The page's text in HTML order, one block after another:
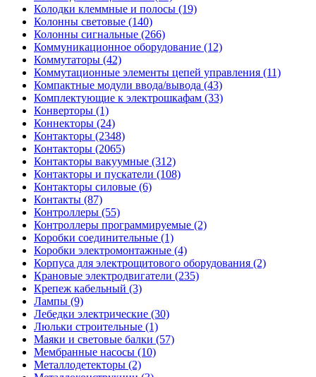
Колодки клеммные и полосы (19)
Колонны световые (140)
Колонны сигнальные (266)
Коммуникационное оборудование (12)
Коммутаторы (42)
Коммутационные элементы цепей управления (11)
Компактные модули ввода/вывода (43)
Комплектующие к электрошкафам (33)
Конверторы (1)
Коннекторы (24)
Контакторы (2348)
Контакторы (2065)
Контакторы вакуумные (312)
Контакторы и пускатели (108)
Контакторы силовые (6)
Контакты (87)
Контроллеры (55)
Контроллеры программируемые (2)
Коробки соединительные (1)
Коробки электромонтажные (4)
Корпуса для электрощитового оборудования (2)
Крановые электродвигатели (235)
Крепеж кабельный (3)
Лампы (9)
Лебедки электрические (30)
Люльки строительные (1)
Маяки и световые балки (57)
Мембранные насосы (10)
Металлодетекторы (2)